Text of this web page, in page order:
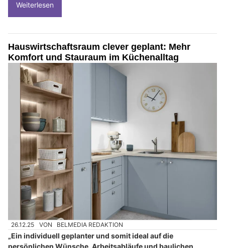
Weiterlesen
Hauswirtschaftsraum clever geplant: Mehr
Komfort und Stauraum im Küchenalltag
26.12.25 VON BELMEDIA REDAKTION
„Ein individuell geplanter und somit ideal auf die
persönlichen Wünsche, Arbeitsabläufe und baulichen